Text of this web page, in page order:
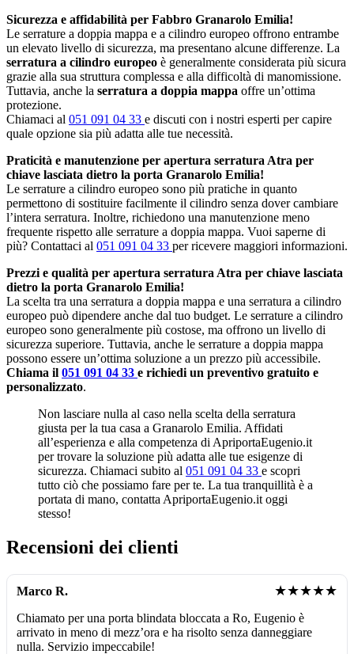
Sicurezza e affidabilità per Fabbro Granarolo Emilia!
Le serrature a doppia mappa e a cilindro europeo offrono entrambe
un elevato livello di sicurezza, ma presentano alcune differenze. La
serratura a cilindro europeo è generalmente considerata più sicura
grazie alla sua struttura complessa e alla difficoltà di manomissione.
Tuttavia, anche la serratura a doppia mappa offre un’ottima
protezione.
Chiamaci al 051 091 04 33 e discuti con i nostri esperti per capire
quale opzione sia più adatta alle tue necessità.
Praticità e manutenzione per apertura serratura Atra per
chiave lasciata dietro la porta Granarolo Emilia!
Le serrature a cilindro europeo sono più pratiche in quanto
permettono di sostituire facilmente il cilindro senza dover cambiare
l’intera serratura. Inoltre, richiedono una manutenzione meno
frequente rispetto alle serrature a doppia mappa. Vuoi saperne di
più? Contattaci al 051 091 04 33 per ricevere maggiori informazioni.
Prezzi e qualità per apertura serratura Atra per chiave lasciata
dietro la porta Granarolo Emilia!
La scelta tra una serratura a doppia mappa e una serratura a cilindro
europeo può dipendere anche dal tuo budget. Le serrature a cilindro
europeo sono generalmente più costose, ma offrono un livello di
sicurezza superiore. Tuttavia, anche le serrature a doppia mappa
possono essere un’ottima soluzione a un prezzo più accessibile.
Chiama il 051 091 04 33 e richiedi un preventivo gratuito e
personalizzato.
Non lasciare nulla al caso nella scelta della serratura
giusta per la tua casa a Granarolo Emilia. Affidati
all’esperienza e alla competenza di ApriportaEugenio.it
per trovare la soluzione più adatta alle tue esigenze di
sicurezza. Chiamaci subito al 051 091 04 33 e scopri
tutto ciò che possiamo fare per te. La tua tranquillità è a
portata di mano, contatta ApriportaEugenio.it oggi
stesso!
Recensioni dei clienti
Marco R. ★★★★★
Chiamato per una porta blindata bloccata a Ro, Eugenio è
arrivato in meno di mezz’ora e ha risolto senza danneggiare
nulla. Servizio impeccabile!